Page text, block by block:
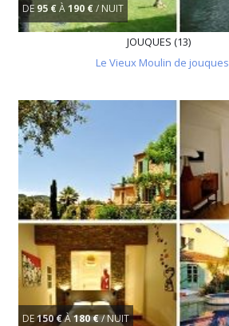
DE 95 €À190 €/ NUIT
JOUQUES (13)
Le Vieux Moulin de jouques
DE150 €À180 €/ NUIT